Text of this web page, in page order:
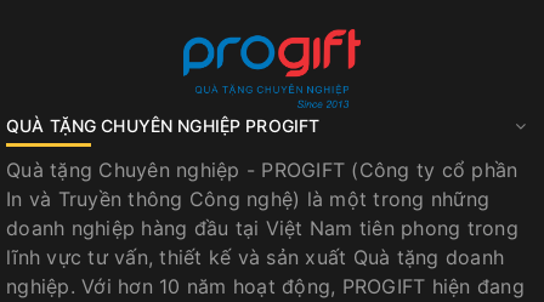
QUÀ TẶNG CHUYÊN NGHIỆP PROGIFT
Quà tặng Chuyên nghiệp - PROGIFT (Công ty cổ phần
In và Truyền thông Công nghệ) là một trong những
doanh nghiệp hàng đầu tại Việt Nam tiên phong trong
lĩnh vực tư vấn, thiết kế và sản xuất Quà tặng doanh
nghiệp. Với hơn 10 năm hoạt động, PROGIFT hiện đang